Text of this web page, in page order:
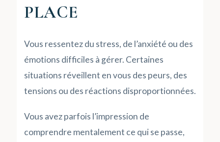
PLACE
Vous ressentez du stress, de l’anxiété ou des
émotions difficiles à gérer. Certaines
situations réveillent en vous des peurs, des
tensions ou des réactions disproportionnées.
Vous avez parfois l’impression de
comprendre mentalement ce qui se passe,